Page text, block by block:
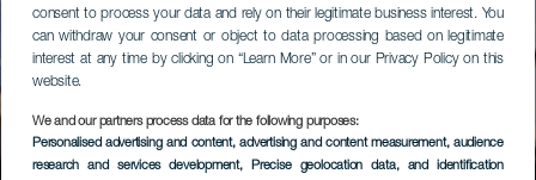
consent to process your data and rely on their legitimate business interest. You
can withdraw your consent or object to data processing based on legitimate
interest at any time by clicking on “Learn More” or in our Privacy Policy on this
website.
We and our partners process data for the following purposes:
Personalised advertising and content, advertising and content measurement, audience
research and services development, Precise geolocation data, and identification